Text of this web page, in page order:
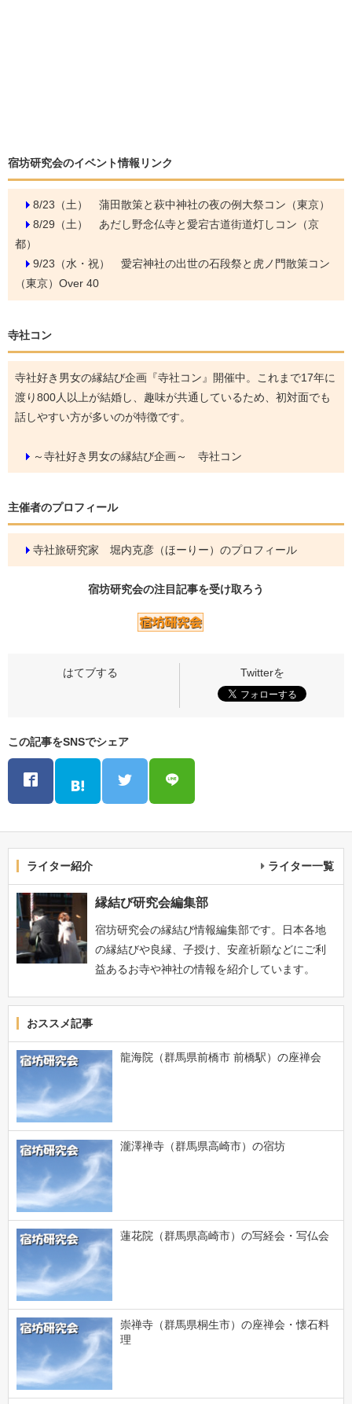
宿坊研究会のイベント情報リンク
8/23（土） 蒲田散策と萩中神社の夜の例大祭コン（東京）
8/29（土） あだし野念仏寺と愛宕古道街道灯しコン（京
都）
9/23（水・祝） 愛宕神社の出世の石段祭と虎ノ門散策コン
（東京）Over 40
寺社コン
寺社好き男女の縁結び企画『寺社コン』開催中。これまで17年に
渡り800人以上が結婚し、趣味が共通しているため、初対面でも
話しやすい方が多いのが特徴です。
～寺社好き男女の縁結び企画～ 寺社コン
主催者のプロフィール
寺社旅研究家 堀内克彦（ほーりー）のプロフィール
宿坊研究会の注目記事を受け取ろう
この記事をSNSでシェア
ライター紹介 ライター一覧
縁結び研究会編集部
宿坊研究会の縁結び情報編集部です。日本各地
の縁結びや良縁、子授け、安産祈願などにご利
益あるお寺や神社の情報を紹介しています。
おススメ記事
龍海院（群馬県前橋市 前橋駅）の座禅会
瀧澤禅寺（群馬県高崎市）の宿坊
蓮花院（群馬県高崎市）の写経会・写仏会
崇禅寺（群馬県桐生市）の座禅会・懐石料
理